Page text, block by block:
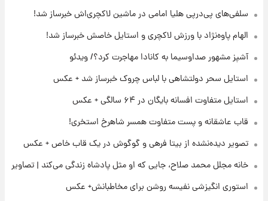
۲۱ ساعت پیش
برای اولین بار؛ انتشار تصاویری از رهبر جدید
انقلاب/ویدیو
تصاویر عمامه بستن به شیوه خاتمی/ویدیو
سلفی‌های پی‌درپی هلیا امامی در ماشین لاکچری‌اش خبرساز شد!
الهام پاوه‌نژاد با ورزش لاکچری و استایل خاصش خبرساز شد!
آشپز مشهور صداوسیما به کانادا مهاجرت کرد؟/ ویدئو
استایل سحر دولتشاهی با لباس چروک خبرساز شد + عکس
استایل متفاوت افسانه بایگان در ۶۴ سالگی + عکس
قاب عاشقانه و پست متفاوت همسر شاهرخ استخری!
تصویر دیده‌نشده از بیتا فرهی و گوگوش در یک قاب خاص + عکس
خانه مجلل محمد صلاح، جایی که او مثل پادشاه زندگی می‌کند | تصاویر
استوری انگیزشی نفیسه روشن برای مخاطبانش+ عکس